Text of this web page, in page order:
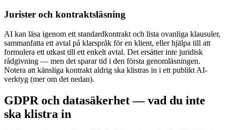
Jurister och kontraktsläsning
AI kan läsa igenom ett standardkontrakt och lista ovanliga klausuler,
sammanfatta ett avtal på klarspråk för en klient, eller hjälpa till att
formulera ett utkast till ett enkelt avtal. Det ersätter inte juridisk
rådgivning — men det sparar tid i den första genomläsningen.
Notera att känsliga kontrakt aldrig ska klistras in i ett publikt AI-
verktyg (mer om det nedan).
GDPR och datasäkerhet — vad du inte
ska klistra in